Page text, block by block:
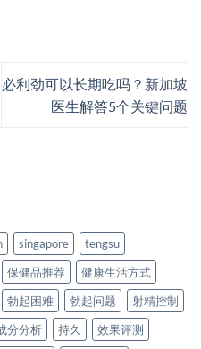
必利劲可以长期吃吗？新加坡
医生解答5个关键问题
singapore
tengsu
保健品推荐
健康生活方式
勃起困难 勃起问题
射精控制
分分析 持久
效果评测